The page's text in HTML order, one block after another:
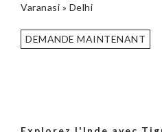
Varanasi » Delhi
DEMANDE MAINTENANT